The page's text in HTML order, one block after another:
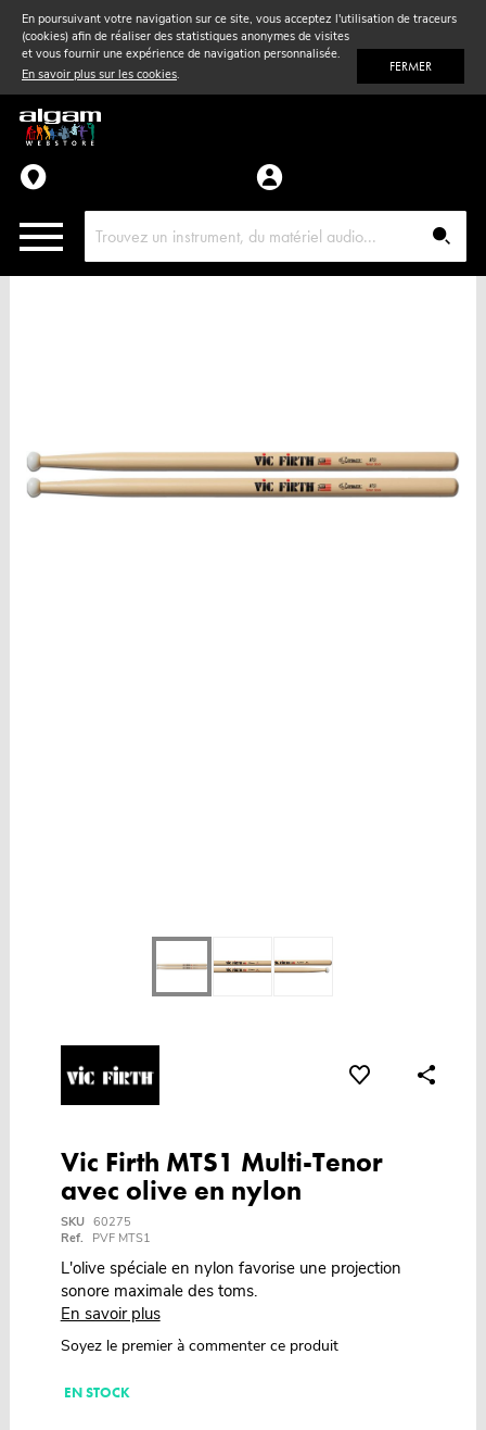
En poursuivant votre navigation sur ce site, vous acceptez l'utilisation de traceurs
(cookies) afin de réaliser des statistiques anonymes de visites
et vous fournir une expérience de navigation personnalisée.
En savoir plus sur les cookies. FERMER
Vent& Violon
Accessoires
Pièces détachées
Vic Firth MTS1 Multi-Tenor
avec olive en nylon
SKU 60275
Ref.
PVF MTS1
L'olive spéciale en nylon favorise une projection
sonore maximale des toms.
En savoir plus
Soyez le premier à commenter ce produit
EN STOCK